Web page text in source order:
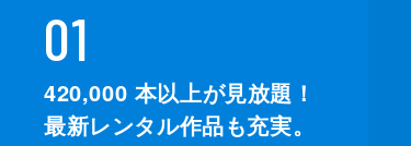
01
420,000 本以上が見放題！
最新レンタル作品も充実。